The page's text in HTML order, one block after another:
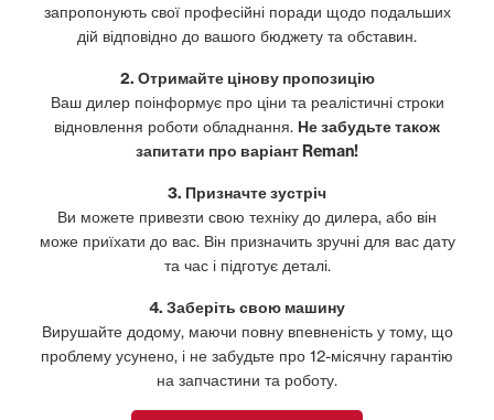
запропонують свої професійні поради щодо подальших
дій відповідно до вашого бюджету та обставин.
2. Отримайте цінову пропозицію
Ваш дилер поінформує про ціни та реалістичні строки
відновлення роботи обладнання. Не забудьте також
запитати про варіант Reman!
3. Призначте зустріч
Ви можете привезти свою техніку до дилера, або він
може приїхати до вас. Він призначить зручні для вас дату
та час і підготує деталі.
4. Заберіть свою машину
Вирушайте додому, маючи повну впевненість у тому, що
проблему усунено, і не забудьте про 12-місячну гарантію
на запчастини та роботу.